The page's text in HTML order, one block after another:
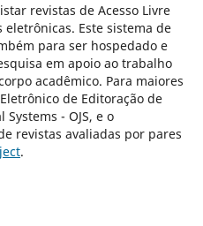
revistas de Acesso Livre
Este sistema de
para ser hospedado e
em apoio ao trabalho
acadêmico. Para maiores
de Editoração de
Systems - OJS, e o
revistas avaliadas por pares
.